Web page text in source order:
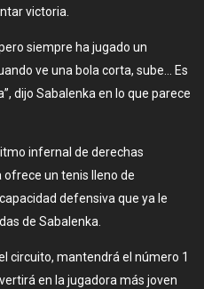
victoria.
siempre ha jugado un
ve una bola corta, sube… Es
dijo Sabalenka en lo que parece
infernal de derechas
un tenis lleno de
defensiva que ya le
de Sabalenka.
circuito, mantendrá el número 1
en la jugadora más joven